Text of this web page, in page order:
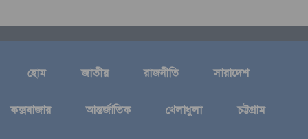
হোম জাতীয় রাজনীতি সারাদেশ
কক্সবাজার আন্তর্জাতিক খেলাধুলা চট্টগ্রাম